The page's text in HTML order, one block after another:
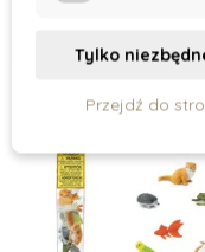
PromocjaTylko
Przejdź do